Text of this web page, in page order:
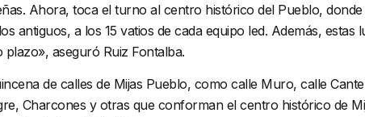
Ahora, toca el turno al centro histórico del Pueblo,
a los 15 vatios de cada equipo led. Además, estas
aseguró Ruiz Fontalba.
de calles de Mijas Pueblo, como calle Muro, calle
Charcones y otras que conforman el centro histórico de